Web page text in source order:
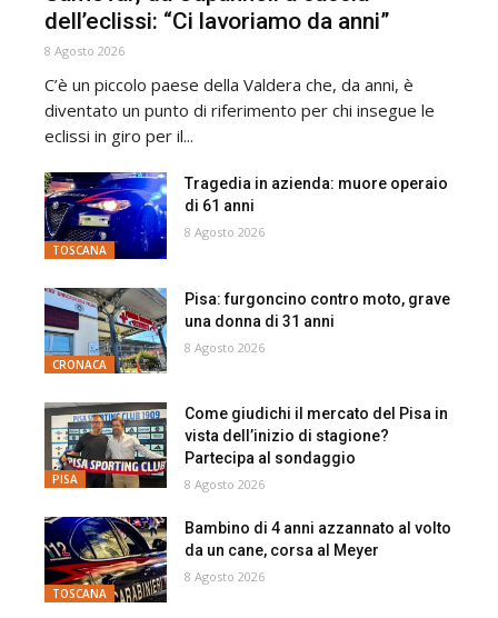
dell’eclissi: “Ci lavoriamo da anni”
8 Agosto 2026
C’è un piccolo paese della Valdera che, da anni, è
diventato un punto di riferimento per chi insegue le
eclissi in giro per il...
TOSCANA
Tragedia in azienda: muore operaio
di 61 anni
8 Agosto 2026
CRONACA
Pisa: furgoncino contro moto, grave
una donna di 31 anni
8 Agosto 2026
PISA
Come giudichi il mercato del Pisa in
vista dell’inizio di stagione?
Partecipa al sondaggio
8 Agosto 2026
TOSCANA
Bambino di 4 anni azzannato al volto
da un cane, corsa al Meyer
8 Agosto 2026